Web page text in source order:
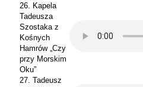
26. Kapela
Tadeusza
Szostaka z
Kośnych
Hamrów „Czy
przy Morskim
Oku”
27. Tadeusz